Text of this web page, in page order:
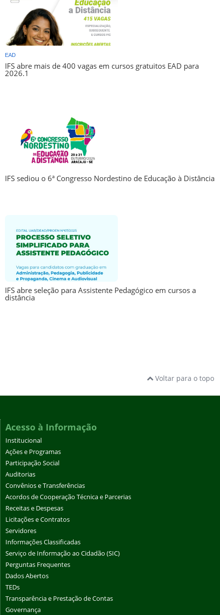
EAD
IFS abre mais de 400 vagas em cursos gratuitos EAD para
2026.1
IFS sediou o 6ª Congresso Nordestino de Educação à Distância
IFS abre seleção para Assistente Pedagógico em cursos a
distância
Voltar para o topo
Acesso à Informação
Institucional
Ações e Programas
Participação Social
Auditorias
Convênios e Transferências
Acordos de Cooperação Técnica e Parcerias
Receitas e Despesas
Licitações e Contratos
Servidores
Informações Classificadas
Serviço de Informação ao Cidadão (SIC)
Perguntas Frequentes
Dados Abertos
TEDs
Transparência e Prestação de Contas
Governança